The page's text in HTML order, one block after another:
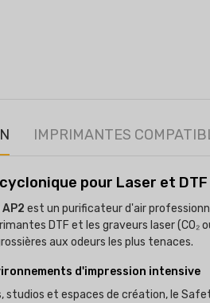
IMPRIMANTES
pour Laser et DTF
est un purificateur d'air
DTF et les graveurs laser (CO₂
aux odeurs les plus tenaces.
d'impression intensive
studios et espaces de création, le